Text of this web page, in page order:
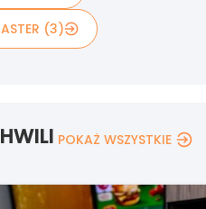
(3)
POKAŻ WSZYSTKIE